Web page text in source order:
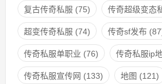
复古传奇私服 (75) 传奇超级变态
超变传奇私服 (74) 传奇sf发布
传奇私服单职业 (76) 传奇私服ip
传奇私服宣传网 (133) 地图 (121)